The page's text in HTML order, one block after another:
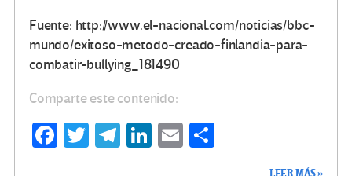
Fuente: http://www.el-nacional.com/noticias/bbc-
mundo/exitoso-metodo-creado-finlandia-para-
combatir-bullying_181490
Comparte este contenido:
Fa T
Te Li
E